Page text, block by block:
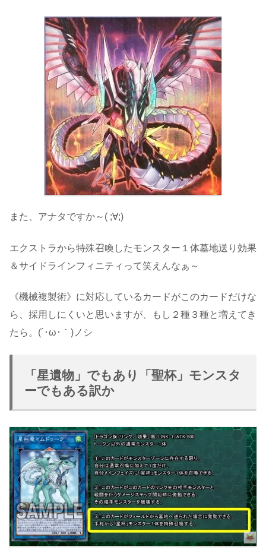
また、アナタですか～( ;∀;)
エクストラから特殊召喚したモンスター１体墓地送り効果
＆サイドラインフィニティって笑えんなぁ～
《機械複製術》に対応しているカードがこのカードだけな
ら、採用しにくいと思いますが、もし２種３種と増えてき
たら。(´･ω･｀)ノシ
「星遺物」でもあり「聖杯」モンスタ
ーでもある訳か